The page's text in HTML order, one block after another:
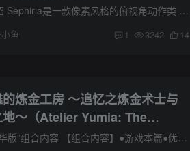
游戏介绍 Sephiria是一款像素风格的俯视角动作类 Roguelite 游戏。玩家将扮演塔顶村庄里的一只兔子,必须改变这座已经注定毁灭的高塔的命运。沿着高塔向下,与各种动物相遇,收集各种神器和石板以...
鱼 1 3242 14
炼金工房 ～追忆之炼金术士与
地～（Atelier Yumia: The
of Memories & the
“数字豪华版”组合内容 【组合内容】●游戏本篇●优米雅的 炼金工房 炫彩典藏包含优米雅、芙拉米、维克多、艾菈、鲁格、妮娜、蕾妮雅的另类配色服装(每个角色各2款，共14款)、饰品“...